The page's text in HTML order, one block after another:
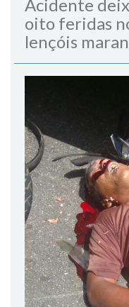
Acidente
oito feridas
lençóis